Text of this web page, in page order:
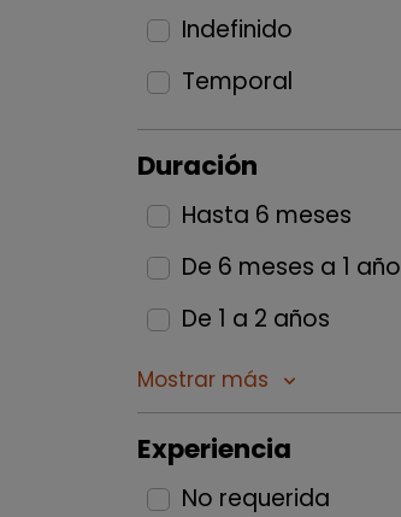
Indefinido
Temporal
Duración
Hasta 6 meses
De 6 meses a 1 año
De 1 a 2 años
Mostrar más keyboard_arrow_down
Experiencia
No requerida